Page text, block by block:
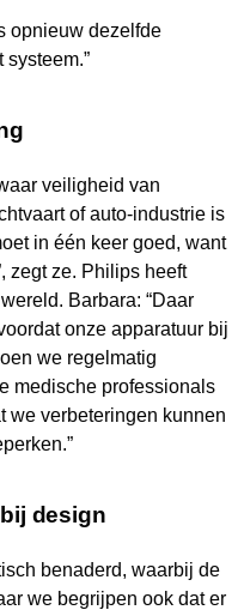
opnieuw dezelfde
veiligheid van
of auto-industrie is
in één keer goed, want
zegt ze. Philips heeft
Barbara: “Daar
onze apparatuur bij
we regelmatig
medische professionals
we verbeteringen kunnen
design
benaderd, waarbij de
we begrijpen ook dat er